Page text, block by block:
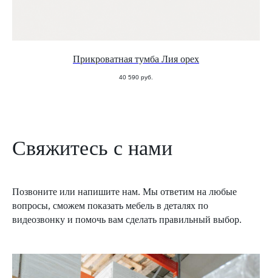
Прикроватная тумба Лия орех
40 590 руб.
Свяжитесь с нами
Позвоните или напишите нам. Мы ответим на любые
вопросы, сможем показать мебель в деталях по
видеозвонку и помочь вам сделать правильный выбор.